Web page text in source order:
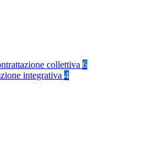
collettiva 6
integrativa 4